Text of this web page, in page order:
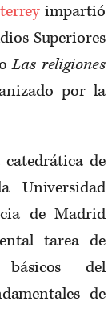
impartió
Superiores
Las religiones
por la
de
Universidad
de Madrid
tarea de
básicos del
de